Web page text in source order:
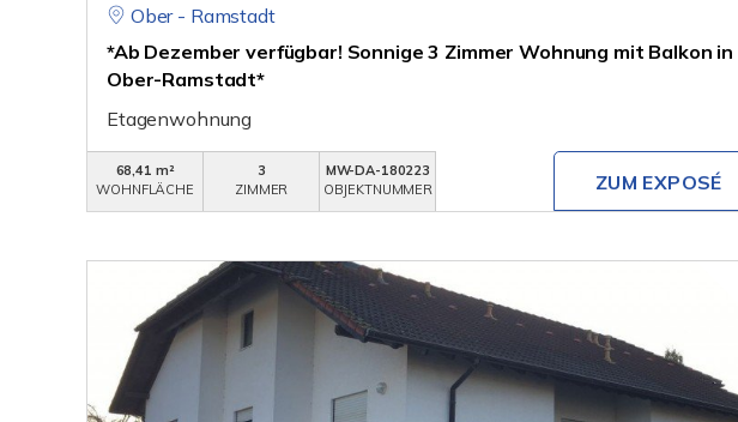
Ober - Ramstadt
*Ab Dezember verfügbar! Sonnige 3 Zimmer Wohnung mit Balkon in
Ober-Ramstadt*
Etagenwohnung
68,41 m²
WOHNFLÄCHE
3
ZIMMER
MW-DA-180223
OBJEKTNUMMER
ZUM EXPOSÉ